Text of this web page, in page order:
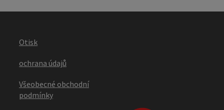
Otisk
ochrana údajů
Všeobecné obchodní
podmínky